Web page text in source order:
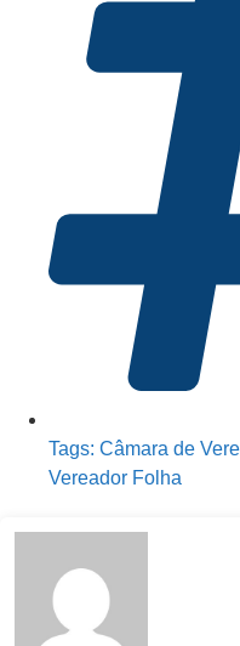
Tags: Câmara de
Vereador Folha